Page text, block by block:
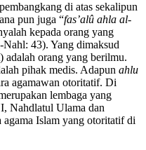
di atas sekalipun
pun juga “fas’alû ahla al-
kepada orang yang
43). Yang dimaksud
adalah orang yang berilmu.
pihak medis. Adapun ahlu
agamawan otoritatif. Di
lembaga yang
Nahdlatul Ulama dan
Islam yang otoritatif di